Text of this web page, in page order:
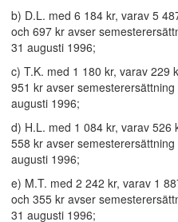
b) D.L. med 6 184 kr, varav 5
och 697 kr avser
31 augusti 1996;
c) T.K. med 1 180 kr, varav 229
951 kr avser
augusti 1996;
d) H.L. med 1 084 kr, varav 526
558 kr avser
augusti 1996;
e) M.T. med 2 242 kr, varav 1
och 355 kr avser
31 augusti 1996;